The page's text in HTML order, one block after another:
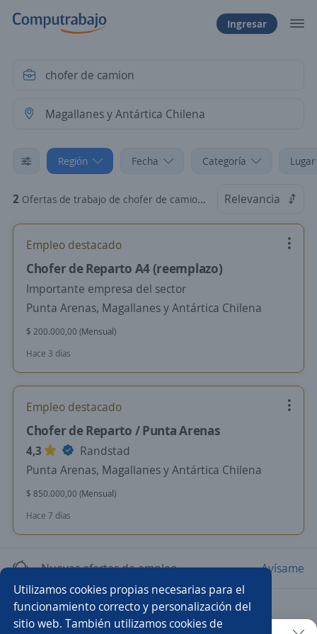
Utilizamos cookies propias necesarias para el
funcionamiento correcto y personalización del
sitio web. También utilizamos cookies de
Ingresar
Región Fecha Categoría
2 Ofertas de trabajo de chofer de camion en Magallanes y Antártica Chilena Relevancia
Empleo destacado
Chofer de Reparto A4 (reemplazo)
Importante empresa del sector
Punta Arenas, Magallanes y Antártica Chilena
$ 200.000,00 (Mensual)
Hace 3 días
Empleo destacado
Chofer de Reparto / Punta Arenas
4,3
Randstad
Punta Arenas, Magallanes y Antártica Chilena
$ 850.000,00 (Mensual)
Hace 7 días
Nuevas ofertas de empleo Avísame
Empleos similares